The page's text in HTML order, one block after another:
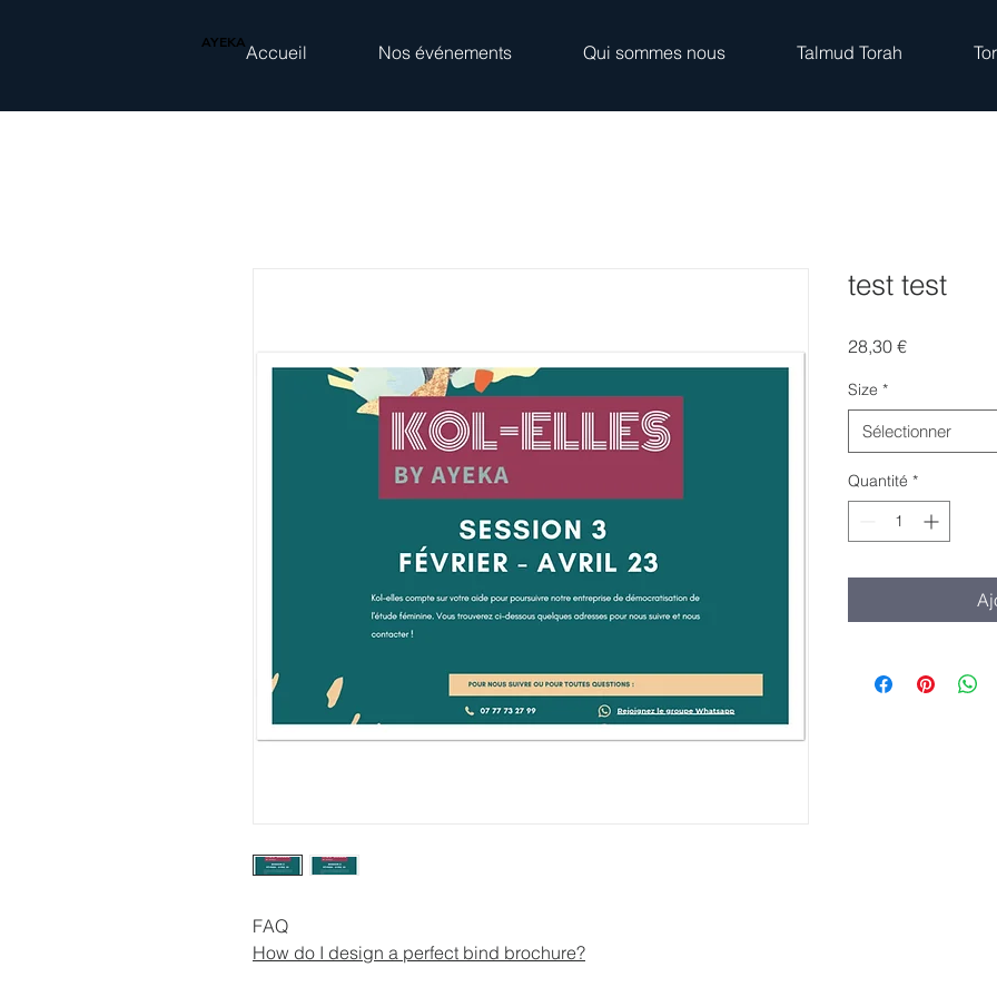
AYEKAAccueil Nos événements Qui sommes nous Talmud Torah
FAQ
How do I design a perfect bind brochure?
test test
28,30 €Prix
Size *
Sélectionner
Quantité *